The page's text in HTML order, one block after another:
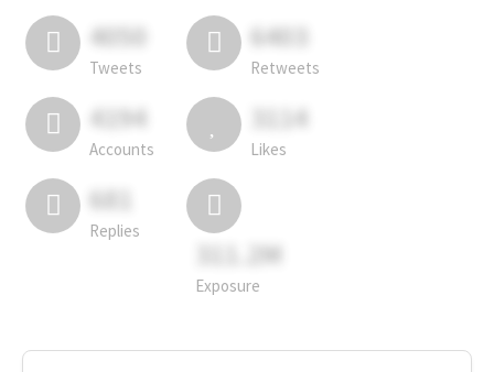
4050
Tweets
6403
Retweets
4194
Accounts
3114
Likes
681
Replies
311.2M
Exposure